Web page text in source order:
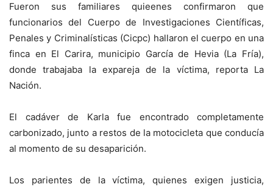
Fueron sus familiares quieenes confirmaron que
funcionarios del Cuerpo de Investigaciones Científicas,
Penales y Criminalísticas (Cicpc) hallaron el cuerpo en una
finca en El Carira, municipio García de Hevia (La Fría),
donde trabajaba la expareja de la víctima, reporta La
Nación.
El cadáver de Karla fue encontrado completamente
carbonizado, junto a restos de la motocicleta que conducía
al momento de su desaparición.
Los parientes de la víctima, quienes exigen justicia,